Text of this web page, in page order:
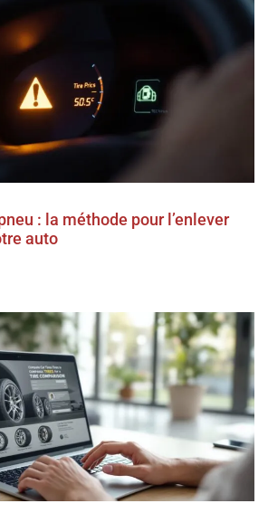
: la méthode pour l’enlever
auto